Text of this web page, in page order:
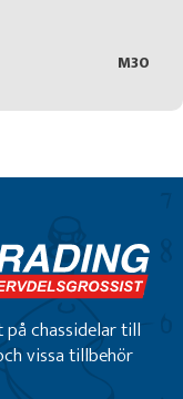
M30
chassidelar till
vissa tillbehör